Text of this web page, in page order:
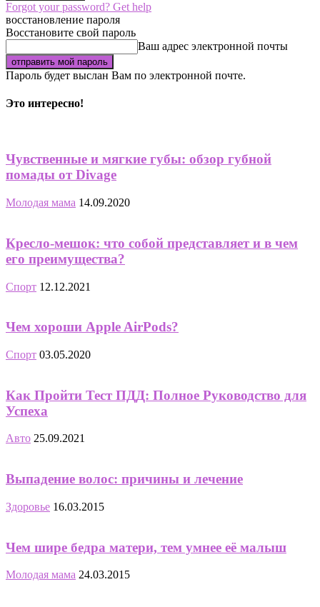
Forgot your password? Get help
восстановление пароля
Восстановите свой пароль
Ваш адрес электронной почты
Пароль будет выслан Вам по электронной почте.
Это интересно!
Чувственные и мягкие губы: обзор губной
помады от Divage
Молодая мама 14.09.2020
Кресло-мешок: что собой представляет и в чем
его преимущества?
Спорт 12.12.2021
Чем хороши Apple AirPods?
Спорт 03.05.2020
Как Пройти Тест ПДД: Полное Руководство для
Успеха
Авто 25.09.2021
Выпадение волос: причины и лечение
Здоровье 16.03.2015
Чем шире бедра матери, тем умнее её малыш
Молодая мама 24.03.2015